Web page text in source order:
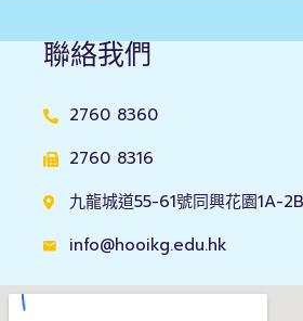
聯絡我們
2760 8360
2760 8316
九龍城道55-61號同興花園1A-
info@hooikg.edu.hk